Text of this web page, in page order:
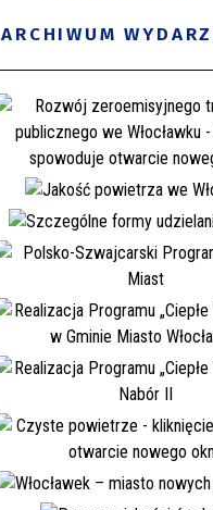
ARCHIWUM